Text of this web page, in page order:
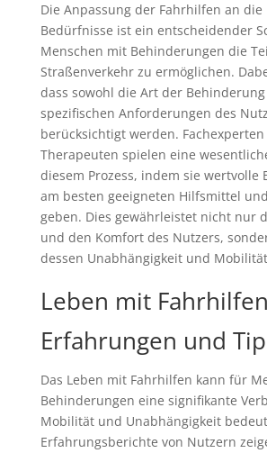
Die Anpassung der Fahrhilfen an
Bedürfnisse ist ein entscheidender
Menschen mit Behinderungen die
Straßenverkehr zu ermöglichen.
dass sowohl die Art der
spezifischen Anforderungen des
berücksichtigt werden.
Therapeuten spielen eine
diesem Prozess, indem sie wertvolle
am besten geeigneten Hilfsmittel
geben. Dies gewährleistet nicht nur
und den Komfort des Nutzers,
dessen Unabhängigkeit und
Leben mit
Erfahrungen und
Das Leben mit Fahrhilfen kann für
Behinderungen eine signifikante
Mobilität und Unabhängigkeit
Erfahrungsberichte von Nutzern